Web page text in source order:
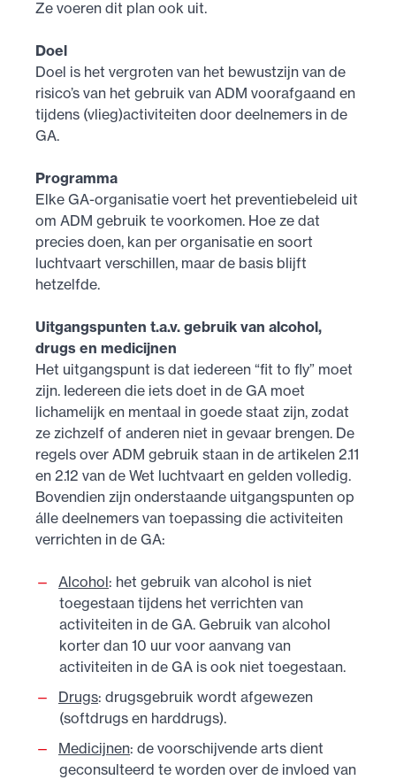
Ze voeren dit plan ook uit.
Doel
Doel is het vergroten van het bewustzijn van de
risico’s van het gebruik van ADM voorafgaand en
tijdens (vlieg)activiteiten door deelnemers in de
GA.
Programma
Elke GA-organisatie voert het preventiebeleid uit
om ADM gebruik te voorkomen. Hoe ze dat
precies doen, kan per organisatie en soort
luchtvaart verschillen, maar de basis blijft
hetzelfde.
Uitgangspunten t.a.v. gebruik van alcohol,
drugs en medicijnen
Het uitgangspunt is dat iedereen “fit to fly” moet
zijn. Iedereen die iets doet in de GA moet
lichamelijk en mentaal in goede staat zijn, zodat
ze zichzelf of anderen niet in gevaar brengen. De
regels over ADM gebruik staan in de artikelen 2.11
en 2.12 van de Wet luchtvaart en gelden volledig.
Bovendien zijn onderstaande uitgangspunten op
álle deelnemers van toepassing die activiteiten
verrichten in de GA:
Alcohol: het gebruik van alcohol is niet
toegestaan tijdens het verrichten van
activiteiten in de GA. Gebruik van alcohol
korter dan 10 uur voor aanvang van
activiteiten in de GA is ook niet toegestaan.
Drugs: drugsgebruik wordt afgewezen
(softdrugs en harddrugs).
Medicijnen: de voorschijvende arts dient
geconsulteerd te worden over de invloed van